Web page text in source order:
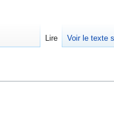
Lire Voir le texte